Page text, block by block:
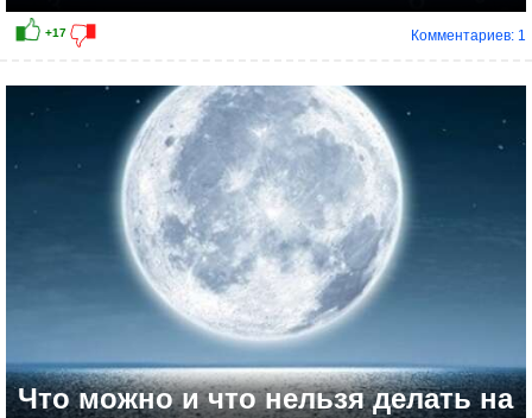
Комментариев: 1
Что можно и что нельзя делать на